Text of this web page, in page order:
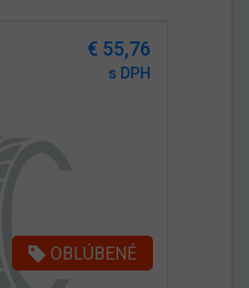
€ 55,76
s DPH
OBLÚBENÉ